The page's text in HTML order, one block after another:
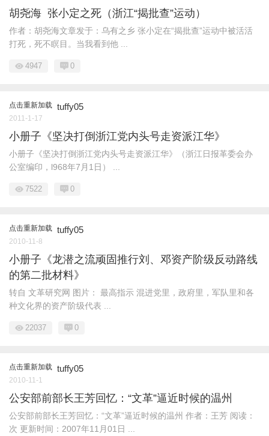
胡尧海 张小定之死（浙江“揭批查”运动）
作者：胡尧海文章发于：乌有之乡 张小定在“揭批查”运动中被活活
打死，死不瞑目。当我看到他 ...
4947 0
点击重新加载 tuffy05
2011-1-17
小册子《坚决打倒浙江党内头号走资派江华》
小册子《坚决打倒浙江党内头号走资派江华》（浙江日报革委会办
公室编印，l968年7月1日） ...
7522 0
点击重新加载 tuffy05
2010-11-8
小册子《龙潜之流顽固推行刘、邓资产阶级反动路线
的第二批材料》
转自 文革研究网 图片： 最高指示 混进党里，政府里，军队里和各
种文化界的资产阶级代表 ...
22037 0
点击重新加载 tuffy05
2010-11-1
公安部前部长王芳回忆：“文革”逼近时候的温州
公安部前部长王芳回忆：“文革”逼近时候的温州 作者：王芳 阅读：
次 更新时间：2007年11月01日 ...